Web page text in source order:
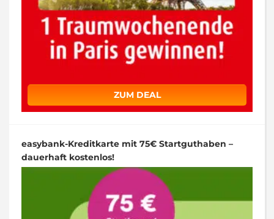
ZUM DEAL
easybank-Kreditkarte mit 75€ Startguthaben –
dauerhaft kostenlos!